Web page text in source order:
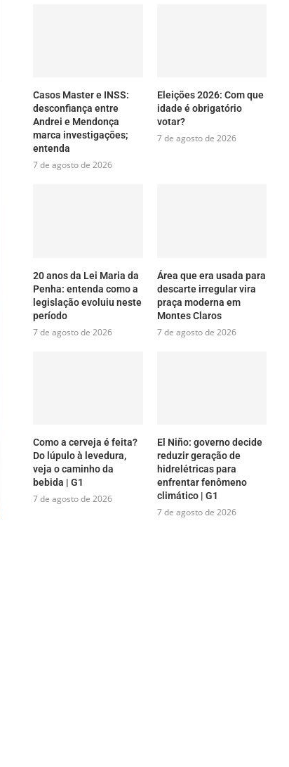
Casos Master e INSS:
desconfiança entre
Andrei e Mendonça
marca investigações;
entenda
7 de agosto de 2026
Eleições 2026: Com que
idade é obrigatório
votar?
7 de agosto de 2026
20 anos da Lei Maria da
Penha: entenda como a
legislação evoluiu neste
período
7 de agosto de 2026
Área que era usada para
descarte irregular vira
praça moderna em
Montes Claros
7 de agosto de 2026
Como a cerveja é feita?
Do lúpulo à levedura,
veja o caminho da
bebida | G1
7 de agosto de 2026
El Niño: governo decide
reduzir geração de
hidrelétricas para
enfrentar fenômeno
climático | G1
7 de agosto de 2026